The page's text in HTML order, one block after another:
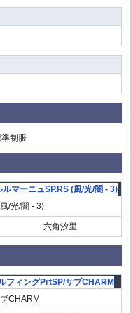
/光/闇 - 3)
六角汐里
CHARM